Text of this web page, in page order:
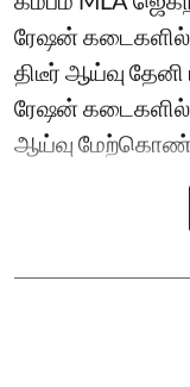
ரேஷன் கடைகளில்
திடீர் ஆய்வு
ரேஷன் கடைகளில்
ஆய்வு